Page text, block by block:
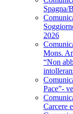
Spagna/
2026
Mons.
“Non
Pace”-
Carcere